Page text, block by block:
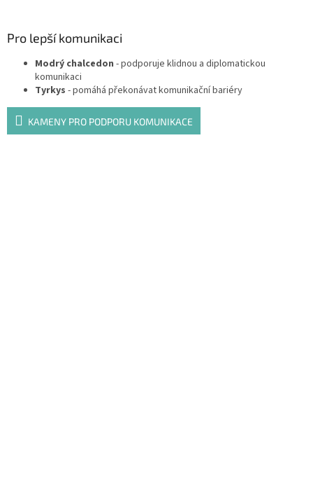
Pro lepší komunikaci
Modrý chalcedon - podporuje klidnou a diplomatickou
komunikaci
Tyrkys - pomáhá překonávat komunikační bariéry
KAMENY PRO PODPORU KOMUNIKACE